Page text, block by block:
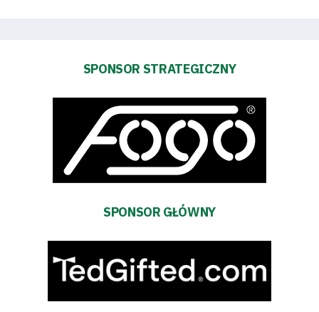
Bilety
SPONSOR STRATEGICZNY
SPONSOR GŁÓWNY